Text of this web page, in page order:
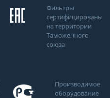
Фильтры
сертифицированы
на территории
Таможенного
союза
Производимое
оборудование